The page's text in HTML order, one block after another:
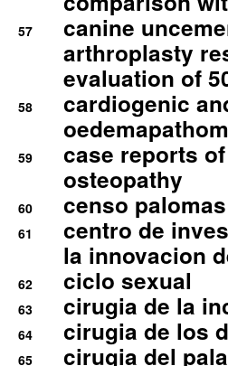
57
canine
arthroplasty
evaluation of
58
cardiogenic
59
case reports
osteopathy
60 censo
61
centro de
la innovacion
62 ciclo sexual
63 cirugia de la
64 cirugia de los
65 cirugia del